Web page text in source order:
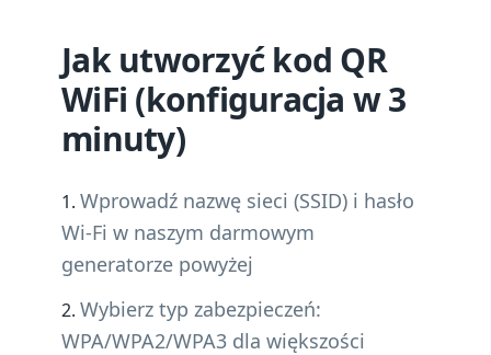
Jak utworzyć kod QR
WiFi (konfiguracja w 3
minuty)
Wprowadź nazwę sieci (SSID) i hasło
Wi-Fi w naszym darmowym
generatorze powyżej
Wybierz typ zabezpieczeń:
WPA/WPA2/WPA3 dla większości